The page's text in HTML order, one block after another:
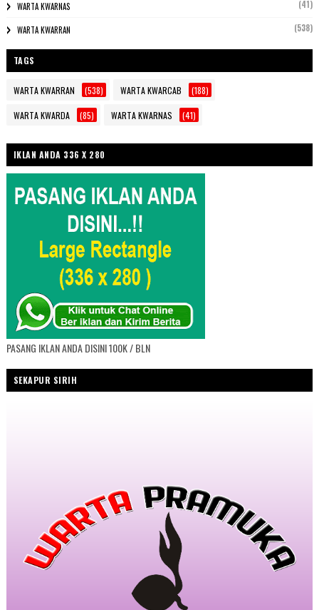
WARTA KWARNAS (41)
WARTA KWARRAN (538)
TAGS
WARTA KWARRAN (538) WARTA KWARCAB (188)
WARTA KWARDA (85) WARTA KWARNAS (41)
IKLAN ANDA 336 X 280
PASANG IKLAN ANDA DISINI 100K / BLN
SEKAPUR SIRIH